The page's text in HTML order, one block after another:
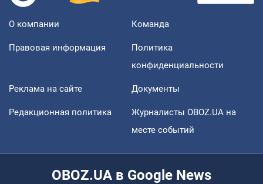
О компании Команда
Правовая информация
Политика
конфиденциальности
Реклама на сайте Документы
Редакционная политика
Журналисты OBOZ.UA на
месте событий
OBOZ.UA в Google News